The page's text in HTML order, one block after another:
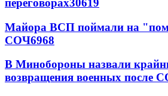
переговорах30619
Майора ВСП поймали на
СОЧ6968
В Минобороны назвали
возвращения военных после